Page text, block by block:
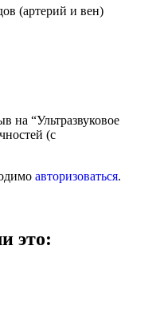
(артерий и вен)
на “Ультразвуковое
(с
авторизоваться.
это: